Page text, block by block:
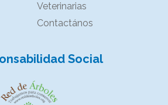
Veterinarias
Contactános
Social